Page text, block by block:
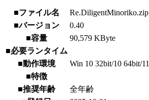
■ファイル名
Re.DiligentMinoriko.zip
■バージョン
0.40
■容量
90,579 KByte
■必要ランタイム
■動作環境
Win 10 32bit/10 64bit/11
■特徴
■推奨年齢
全年齢